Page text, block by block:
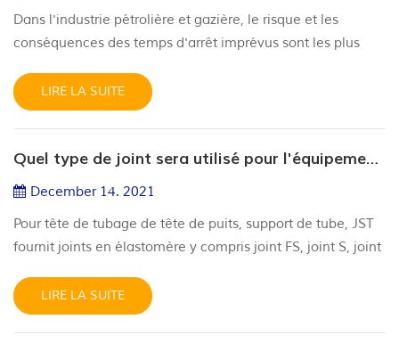
Dans l'industrie pétrolière et gazière, le risque et les
conséquences des temps d'arrêt imprévus sont les plus
depuis longtemps engagé à fournir des solutions
d'étanchéité pour l'exploration et la production de pétrole
l'infrastructure pétrolière et gazière. Ses matériaux
d'étanchéité doi...
LIRE LA SUITE
Quel type de joint sera utilisé pour l'équipement de tête de puits ?
December 14. 2021
Pour tête de tubage de tête de puits, support de tube, JST
fournit joints en élastomère y compris joint FS, joint S, joint
emballage de vis de verrouillage . Ces joints sont des
éléments essentiels à l'intégrité et à la fonctionnalité de
LIRE LA SUITE